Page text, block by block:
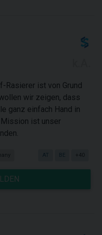
Rasierer ist von Grund
wir zeigen, dass
ganz einfach Hand in
Mission ist unser
AT BE +40